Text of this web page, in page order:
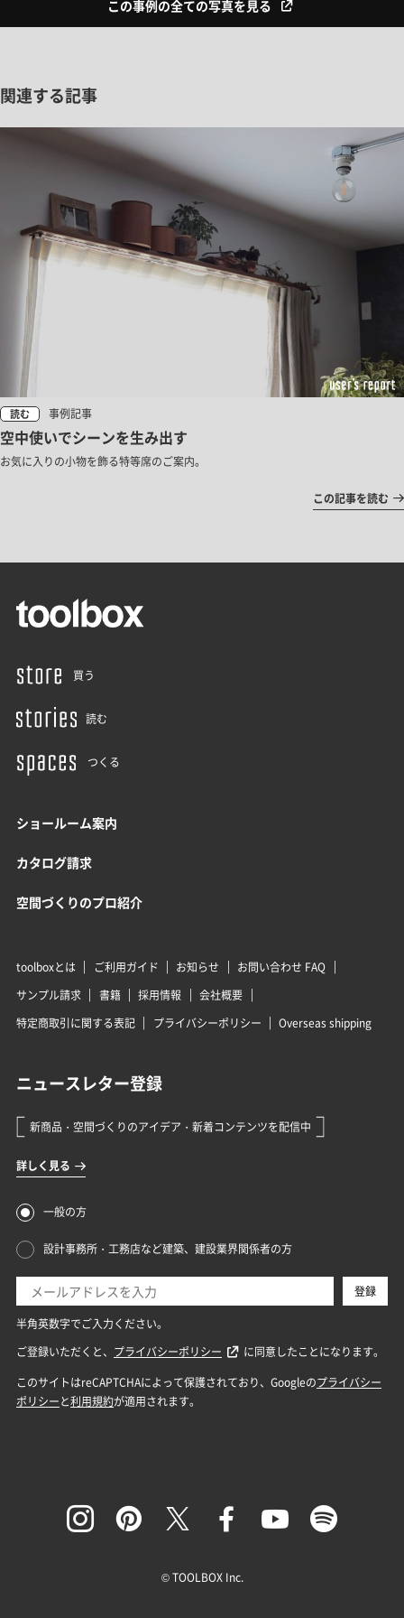
この事例の全ての写真を見る
関連する記事
読む 事例記事
空中使いでシーンを生み出す
お気に入りの小物を飾る特等席のご案内。
この記事を読む
買う
読む
つくる
ショールーム案内
カタログ請求
空間づくりのプロ紹介
toolboxとは ご利用ガイド お知らせ
お問い合わせ FAQ
サンプル請求
書籍 採用情報
会社概要
特定商取引に関する表記
プライバシーポリシー Overseas shipping
© TOOLBOX Inc.